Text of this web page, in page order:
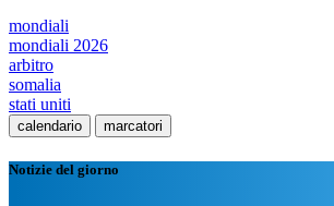
mondiali
mondiali 2026
arbitro
somalia
stati uniti
calendario marcatori
Notizie del giorno